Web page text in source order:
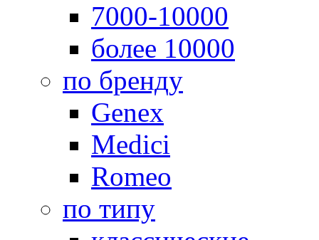
7000-10000
более 10000
по бренду
Genex
Medici
Romeo
по типу